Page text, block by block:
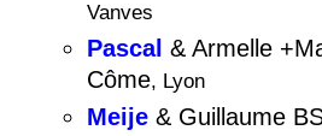
Vanves
Pascal & Armelle
Côme, Lyon
Meije & Guillaume